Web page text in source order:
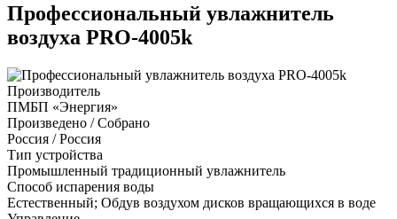
Профессиональный увлажнитель
воздуха PRO-4005k
Производитель
ПМБП «Энергия»
Произведено / Собрано
Россия / Россия
Тип устройства
Промышленный традиционный увлажнитель
Способ испарения воды
Естественный; Обдув воздухом дисков вращающихся в воде